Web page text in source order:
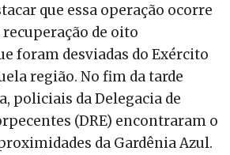
que essa operação ocorre
de oito
foram desviadas do Exército
região. No fim da tarde
policiais da Delegacia de
(DRE) encontraram o
da Gardênia Azul.